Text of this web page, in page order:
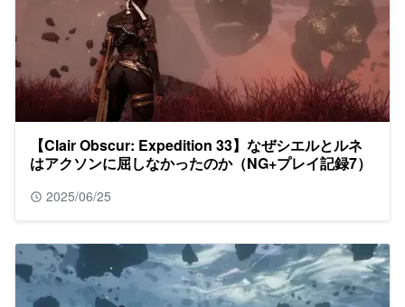
【Clair Obscur: Expedition 33】なぜシエルとルネ
はアクソンに屈しなかったのか（NG+プレイ記録7）
2025/06/25